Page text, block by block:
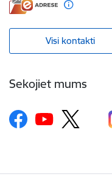
Visi kontakti
Sekojiet mums